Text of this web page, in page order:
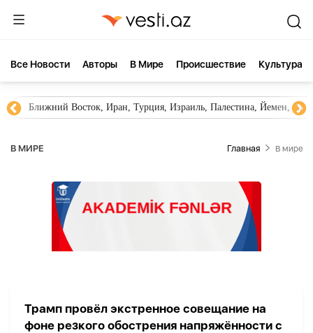
Все Новости Aвторы В Мире Происшествие Культура
Ближний Восток, Иран, Турция, Израиль, Палестина, Йемен,
В МИРЕ Главная В мире
Трамп провёл экстренное совещание на
фоне резкого обострения напряжённости с